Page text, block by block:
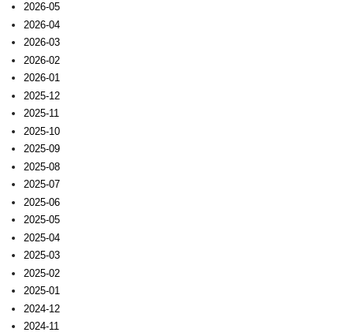
2026-05
2026-04
2026-03
2026-02
2026-01
2025-12
2025-11
2025-10
2025-09
2025-08
2025-07
2025-06
2025-05
2025-04
2025-03
2025-02
2025-01
2024-12
2024-11